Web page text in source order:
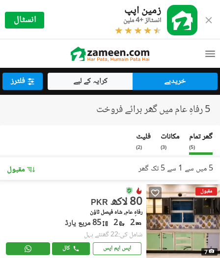
زمین اپپ
انسٹالز +4 ملین انسٹال
خریدیے کرایہ کے لیے فلٹرز
5 رفاہِ عام میں گھر برائے فروخت
گھر تمام
(
5
)
مکانات
(
3
)
فلیٹ
(
2
)
5 میں سے 1 سے 5 تک گھر مقبول
مقبول
7
PKR 80 لاکھ
رفاہِ عام, شاہ فیصل ٹاؤن
2
2 85 مربع یارڈ
شامل کی:22 گھنٹے پہل
ایس ایم ایس کال